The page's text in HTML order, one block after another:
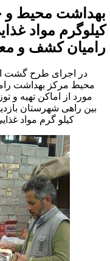
محیط و
مواد
کشف و
در اجرای طرح گشت
مورد از اماکن تهیه و
کیلو گرم مواد